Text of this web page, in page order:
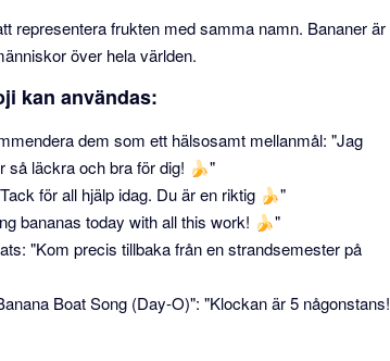
representera frukten med samma namn. Bananer är
över hela världen.
kan användas:
dem som ett hälsosamt mellanmål: "Jag
så läckra och bra för dig! 🍌"
för all hjälp idag. Du är en riktig 🍌"
bananas today with all this work! 🍌"
"Kom precis tillbaka från en strandsemester på
Boat Song (Day-O)": "Klockan är 5 någonstans!